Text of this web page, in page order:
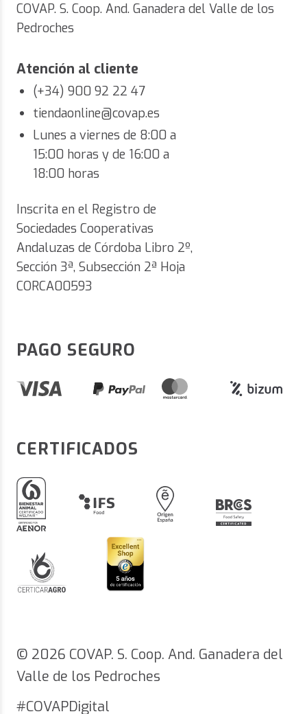
COVAP. S. Coop. And. Ganadera del Valle de los
Pedroches
Atención al cliente
(+34) 900 92 22 47
tiendaonline@covap.es
Lunes a viernes de 8:00 a
15:00 horas y de 16:00 a
18:00 horas
Inscrita en el Registro de
Sociedades Cooperativas
Andaluzas de Córdoba Libro 2º,
Sección 3ª, Subsección 2ª Hoja
CORCA00593
PAGO SEGURO
CERTIFICADOS
© 2026 COVAP. S. Coop. And. Ganadera del
Valle de los Pedroches
#COVAPDigital